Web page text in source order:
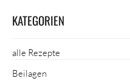
KATEGORIEN
alle Rezepte
Beilagen